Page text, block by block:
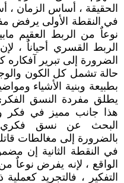
الحقيقة ، أساس الزمان
في النقطة الأولى يرفض
نوعاٌ من الربط العقيم
الربط القسري أحياناٌ ،
الضرورة إلى تبرير آفكاره
حالة تشمل كل الكون
بطبيعة وبنية الأشياء
يطلق مفردة النسق
هذا جانب مميز في فكر
البحث عن نسق
بالضرورة إلى مغالطات
في النقطة الثانية إن
الواقع ، لإنه يفرض
التفكير ، فالتجريد